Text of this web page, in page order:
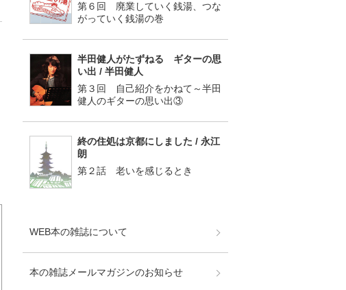
第６回 廃業していく銭湯、つな
がっていく銭湯の巻
半田健人がたずねる ギターの思
い出 / 半田健人
第３回 自己紹介をかねて～半田
健人のギターの思い出③
終の住処は京都にしました / 永江
朗
第２話 老いを感じるとき
WEB本の雑誌について
本の雑誌メールマガジンのお知らせ